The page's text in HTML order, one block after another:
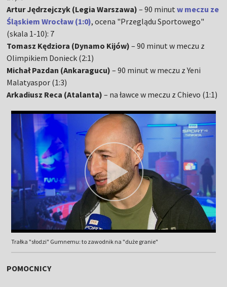
Artur Jędrzejczyk (Legia Warszawa) – 90 minutw meczu ze
Śląskiem Wrocław (1:0), ocena "Przeglądu Sportowego"
(skala 1-10): 7
Tomasz Kędziora (Dynamo Kijów) – 90 minut w meczu z
Olimpikiem Donieck (2:1)
Michał Pazdan (Ankaragucu) – 90 minut w meczu z Yeni
Malatyaspor (1:3)
Arkadiusz Reca (Atalanta) – na ławce w meczu z Chievo (1:1)
Trałka "słodzi" Gumnemu: to zawodnik na "duże granie"
POMOCNICY